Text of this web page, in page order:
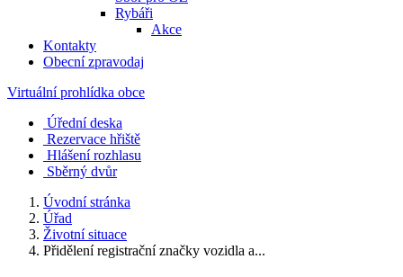
Rybáři
Akce
Kontakty
Obecní zpravodaj
Virtuální prohlídka obce
Úřední deska
Rezervace hřiště
Hlášení rozhlasu
Sběrný dvůr
Úvodní stránka
Úřad
Životní situace
Přidělení registrační značky vozidla a...